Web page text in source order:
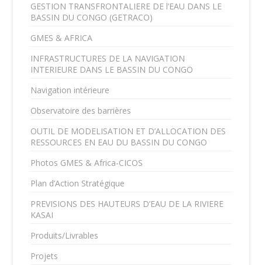
GESTION TRANSFRONTALIERE DE l’EAU DANS LE
BASSIN DU CONGO (GETRACO)
GMES & AFRICA
INFRASTRUCTURES DE LA NAVIGATION
INTERIEURE DANS LE BASSIN DU CONGO
Navigation intérieure
Observatoire des barrières
OUTIL DE MODELISATION ET D’ALLOCATION DES
RESSOURCES EN EAU DU BASSIN DU CONGO
Photos GMES & Africa-CICOS
Plan d’Action Stratégique
PREVISIONS DES HAUTEURS D’EAU DE LA RIVIERE
KASAI
Produits/Livrables
Projets